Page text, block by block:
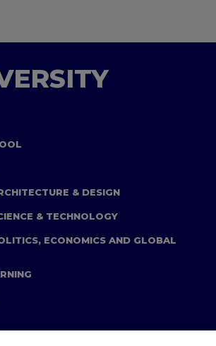
& DESIGN
& TECHNOLOGY
ECONOMICS AND GLOBAL